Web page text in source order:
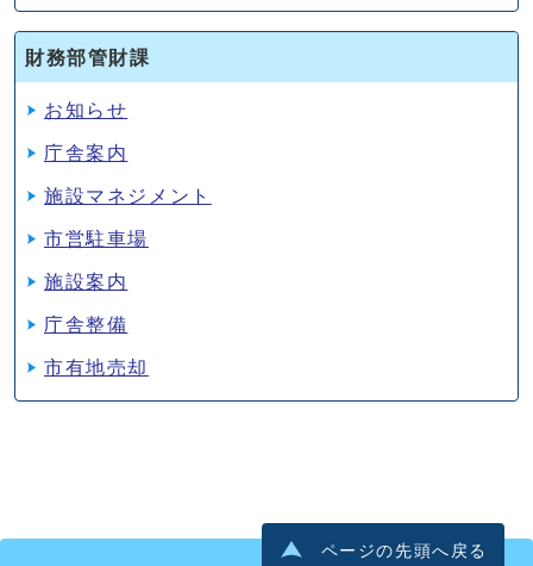
財務部管財課
お知らせ
庁舎案内
施設マネジメント
市営駐車場
施設案内
庁舎整備
市有地売却
ページの先頭へ戻る